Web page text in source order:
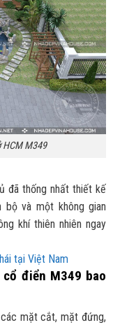
HCM M349
đã thống nhất thiết kế
bộ và một không gian
khí thiên nhiên ngay
tại Việt Nam
điển M349 bao
mặt cắt, mặt đứng,